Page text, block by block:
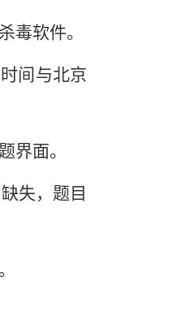
毒软件。
间与北京
题界面。
失，题目